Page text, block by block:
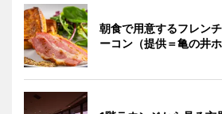
朝食で用意するフレン
ーコン（提供＝亀の井ホ